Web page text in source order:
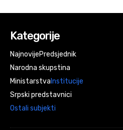
Kategorije
NajnovijePredsjednik
Narodna skupstina
Ministarstva Institucije
Srpski predstavnici
Ostali subjekti